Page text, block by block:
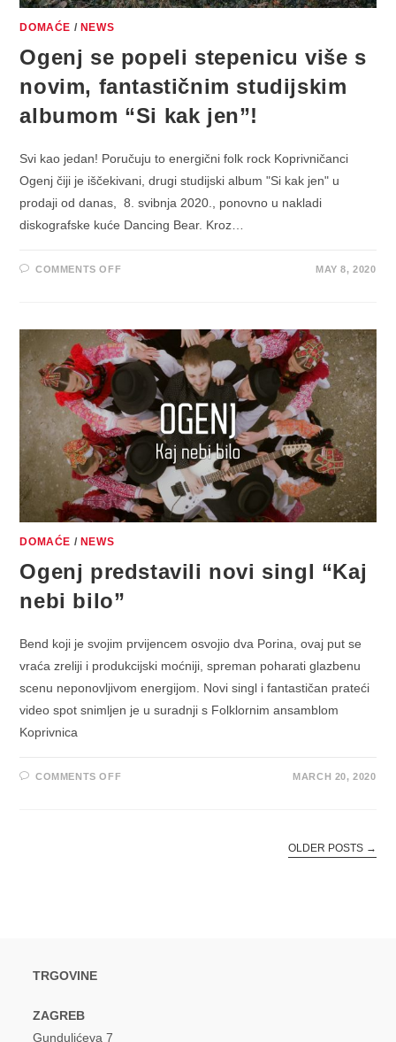
DOMAĆE / NEWS
Ogenj se popeli stepenicu više s
novim, fantastičnim studijskim
albumom “Si kak jen”!
Svi kao jedan! Poručuju to energični folk rock Koprivničanci
Ogenj čiji je iščekivani, drugi studijski album "Si kak jen" u
prodaji od danas, 8. svibnja 2020., ponovno u nakladi
diskografske kuće Dancing Bear. Kroz…
COMMENTS OFFON
S
NOVIM,
FANTASTIČNIM
STUDIJSKIM
ALBUMOM
JEN”!
MAY 8, 2020
DOMAĆE / NEWS
Ogenj predstavili novi singl “Kaj
nebi bilo”
Bend koji je svojim prvijencem osvojio dva Porina, ovaj put se
vraća zreliji i produkcijski moćniji, spreman poharati glazbenu
scenu neponovljivom energijom. Novi singl i fantastičan prateći
video spot snimljen je u suradnji s Folklornim ansamblom
Koprivnica
COMMENTS OFFON
MARCH 20, 2020
OLDER POSTS →
TRGOVINE
ZAGREB
Gundulićeva 7